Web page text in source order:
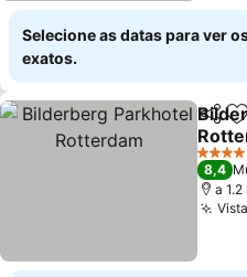
Selecione as datas para ver
exatos.
Ver
4
8,4
a